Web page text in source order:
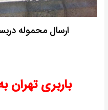
ارسال محموله
باربری تهران